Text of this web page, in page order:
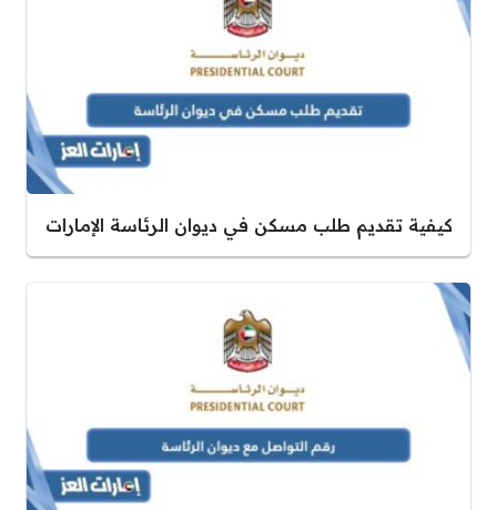
كيفية تقديم طلب مسكن في ديوان الرئاسة الإمارات